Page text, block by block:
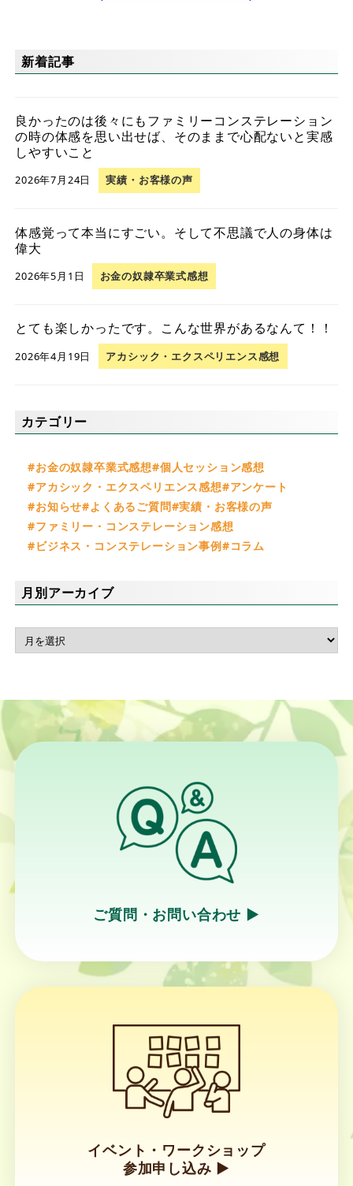
新着記事
良かったのは後々にもファミリーコンステレーション
の時の体感を思い出せば、そのままで心配ないと実感
しやすいこと
2026年7月24日 実績・お客様の声
体感覚って本当にすごい。そして不思議で人の身体は
偉大
2026年5月1日 お金の奴隷卒業式感想
とても楽しかったです。こんな世界があるなんて！！
2026年4月19日 アカシック・エクスペリエンス感想
カテゴリー
お金の奴隷卒業式感想 個人セッション感想
アカシック・エクスペリエンス感想
アンケート
お知らせ よくあるご質問 実績・お客様の声
ファミリー・コンステレーション感想
ビジネス・コンステレーション事例
コラム
月別アーカイブ
ご質問・お問い合わせ ▶︎
ン
ク
イベント・ワークショップ
参加申し込み ▶︎